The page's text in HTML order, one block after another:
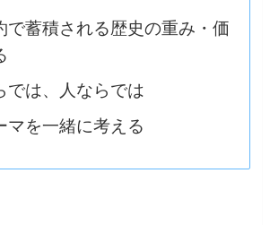
で蓄積される歴史の重み・価
では、人ならでは
マを一緒に考える